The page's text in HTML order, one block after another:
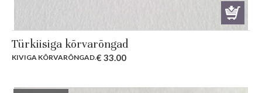
Türkiisiga kõrvarõngad
KIVIGA KÕRVARÕNGAD.€ 33.00